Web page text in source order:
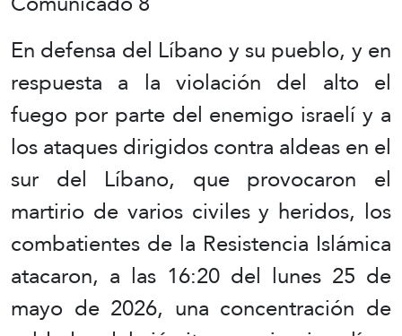
En defensa del Líbano y su pueblo, y en
respuesta a la violación del alto el
fuego por parte del enemigo israelí y a
los ataques dirigidos contra aldeas en el
sur del Líbano, que provocaron el
martirio de varios civiles y heridos, los
combatientes de la Resistencia Islámica
atacaron, a las 16:20 del lunes 25 de
mayo de 2026, una concentración de